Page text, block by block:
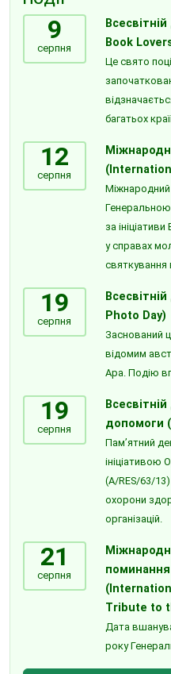
9
серпня
Book
Це свято
багатьох
12
серпня
за
у справах
святкування
19
серпня
Photo Day)
Заснований
відомим
Ара. Подію
19
серпня
допомоги
Пам’ятний
ініціативою
(A/RES/63/13)
охорони
організацій.
21
серпня
Tribute to
Дата
року